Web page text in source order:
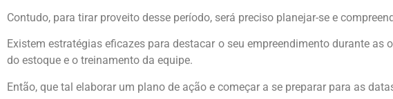
Contudo, para tirar proveito desse período, será preciso planejar-se e
Existem estratégias eficazes para destacar o seu empreendimento durante
do estoque e o treinamento da equipe.
Então, que tal elaborar um plano de ação e começar a se preparar para as